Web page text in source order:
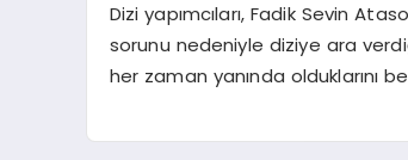
Dizi yapımcıları, Fadik Sevin
sorunu nedeniyle diziye ara
her zaman yanında olduklarını